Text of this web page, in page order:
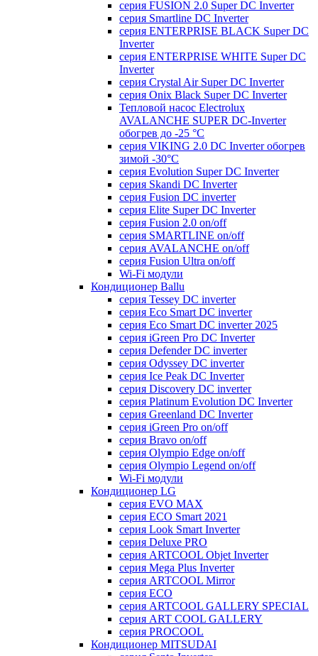
серия FUSION 2.0 Super DC Іnverter
серия Smartline DC Inverter
серия ENTERPRISE BLACK Super DC
Inverter
серия ENTERPRISE WHITE Super DC
Inverter
серия Crystal Air Super DC Inverter
серия Onix Black Super DC Inverter
Тепловой насос Electrolux
AVALANCHE SUPER DC-Inverter
обогрев до -25 °С
серия VIKING 2.0 DC Inverter обогрев
зимой -30°С
серия Evolution Super DC Inverter
серия Skandi DC Inverter
серия Fusion DC inverter
серия Elite Super DC Inverter
серия Fusion 2.0 on/off
серия SMARTLINE on/off
серия AVALANCHE on/off
серия Fusion Ultra on/off
Wi-Fi модули
Кондиционер Ballu
серия Tessey DC inverter
серия Eco Smart DC inverter
серия Eco Smart DC inverter 2025
серия iGreen Pro DC Inverter
серия Defender DC inverter
серия Odyssey DC inverter
серия Ice Peak DС Inverter
cерия Discovery DC inverter
серия Platinum Evolution DC Inverter
серия Greenland DC Inverter
серия iGreen Pro on/off
серия Bravo on/off
серия Olympio Edge on/off
серия Olympio Legend on/off
Wi-Fi модули
Кондиционер LG
серия EVO MAX
серия ECO Smart 2021
серия Look Smart Inverter
серия Deluxe PRO
серия ARTCOOL Objet Inverter
серия Mega Plus Inverter
серия ARTCOOL Mirror
серия ECO
серия ARTCOOL GALLERY SPECIAL
серия ART COOL GALLERY
серия PROCOOL
Кондиционер MITSUDAI